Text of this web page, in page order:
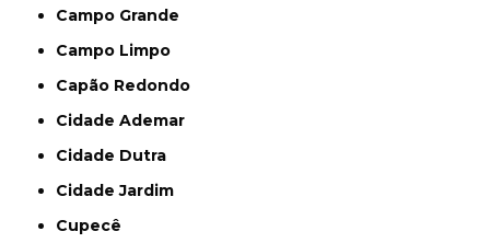
Campo Grande
Campo Limpo
Capão Redondo
Cidade Ademar
Cidade Dutra
Cidade Jardim
Cupecê